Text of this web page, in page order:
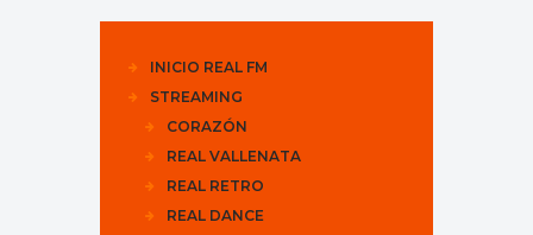
INICIO REAL FM
STREAMING
CORAZÓN
REAL VALLENATA
REAL RETRO
REAL DANCE